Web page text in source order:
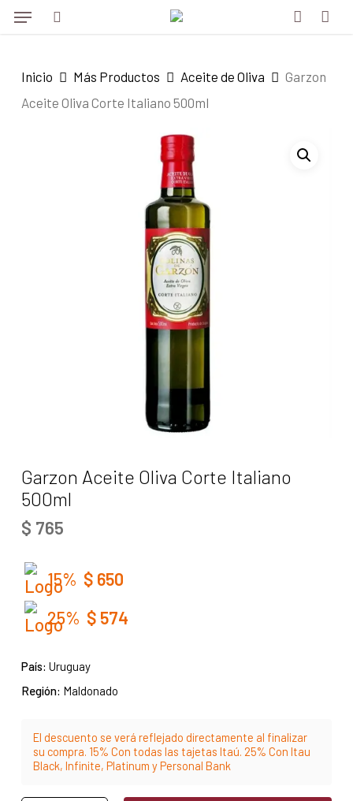
Skip
content
Menu
Inicio Más Productos Aceite de Oliva
Garzon
Aceite Oliva Corte Italiano 500ml
Garzon Aceite Oliva Corte Italiano
500ml
$ 765
15% $ 650
25% $ 574
País: Uruguay
Región: Maldonado
El descuento se verá reflejado directamente al finalizar
su compra. 15% Con todas las tajetas Itaú. 25% Con Itau
Black, Infinite, Platinum y Personal Bank